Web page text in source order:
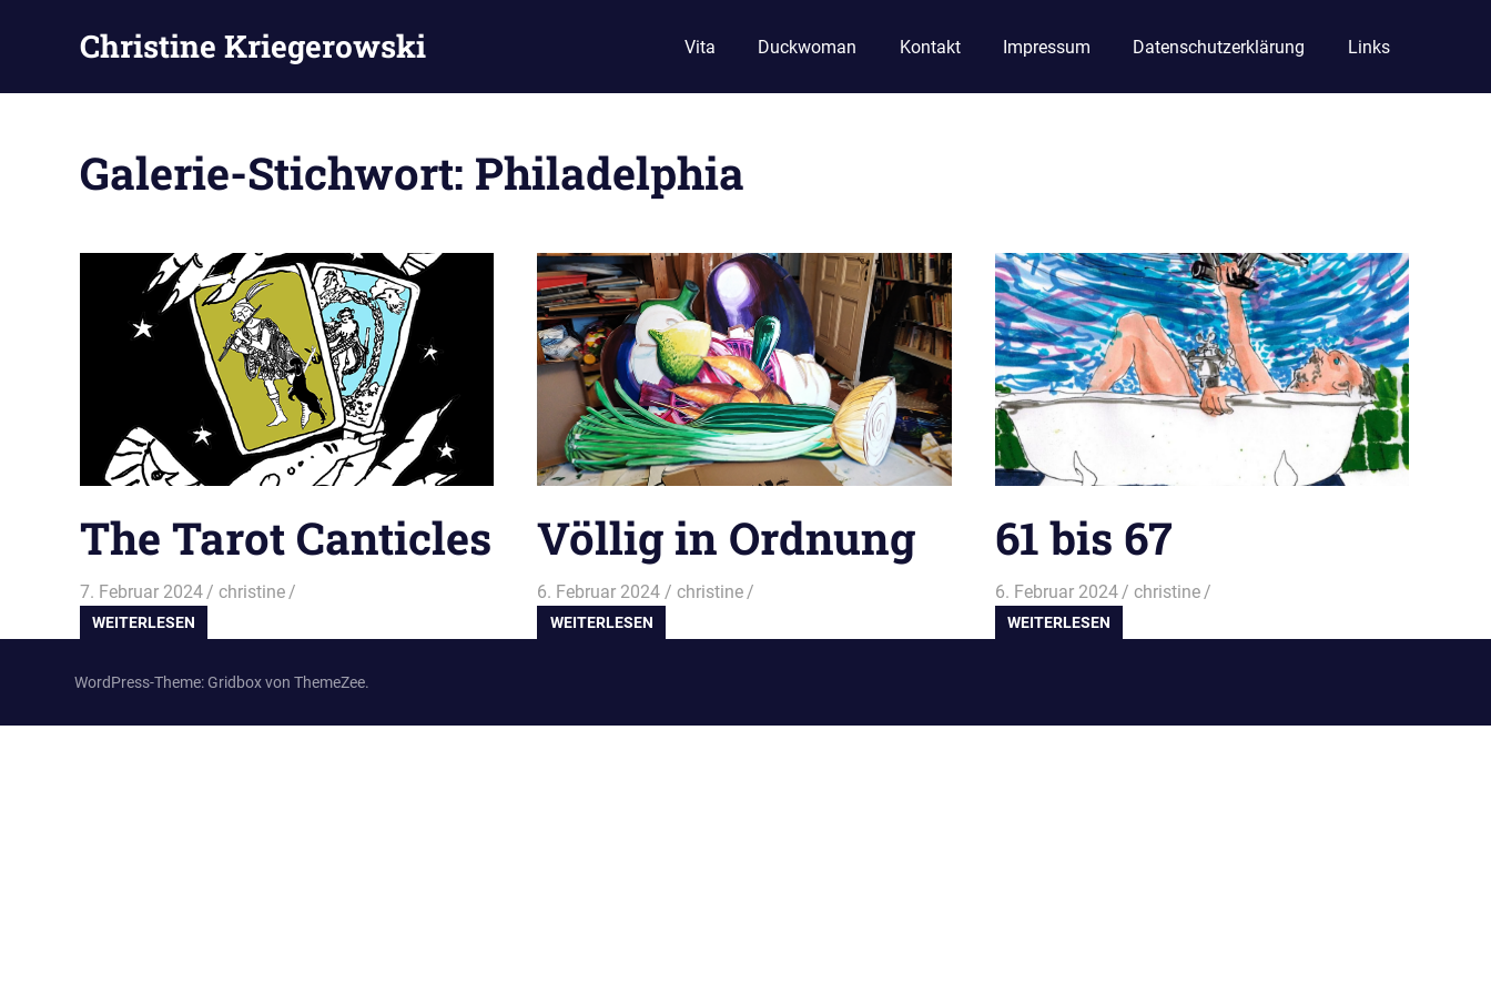
Christine Kriegerowski Vita Duckwoman Kontakt Impressum Datenschutzerklärung Links
Galerie-Stichwort: Philadelphia
The Tarot Canticles
7. Februar 2024 christine
WEITERLESEN
Völlig in Ordnung
6. Februar 2024 christine
WEITERLESEN
61 bis 67
6. Februar 2024 christine
WEITERLESEN
WordPress-Theme: Gridbox von ThemeZee.